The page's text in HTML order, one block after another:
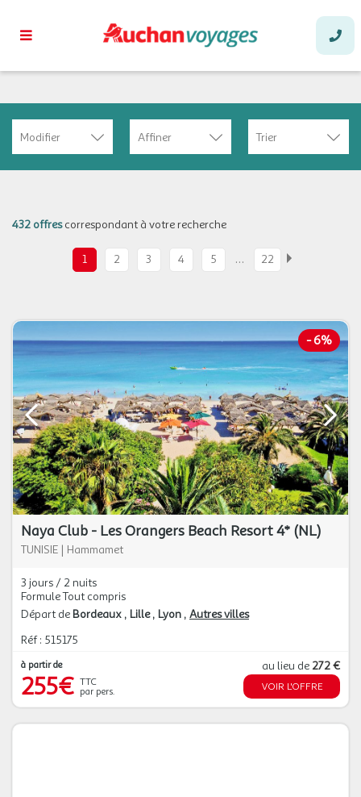
Modifier Affiner Trier
432 offrescorrespondant à votre recherche
1 2 3 4 5 … 22
-6%
Naya Club - Les Orangers Beach Resort 4* (NL)
TUNISIE | Hammamet
3 jours / 2 nuits
Formule Tout compris
Départ de Bordeaux Lille Lyon Autres villes
Réf : 515175
à partir de
255€ TTC
par pers.
au lieu de 272 €
VOIR L'OFFRE